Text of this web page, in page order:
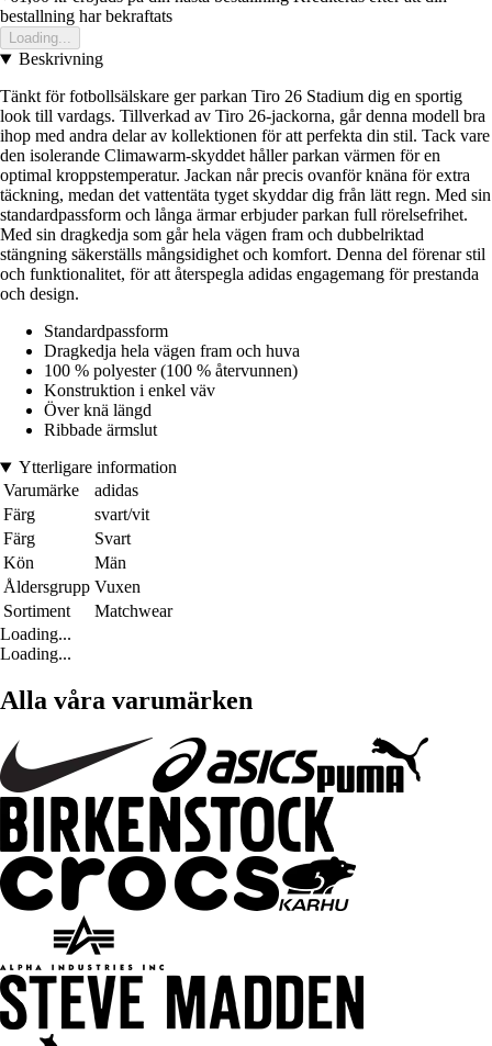
bestallning har bekraftats
Loading...
Beskrivning
Tänkt för fotbollsälskare ger parkan Tiro 26 Stadium dig en sportig
look till vardags. Tillverkad av Tiro 26-jackorna, går denna modell bra
ihop med andra delar av kollektionen för att perfekta din stil. Tack vare
den isolerande Climawarm-skyddet håller parkan värmen för en
optimal kroppstemperatur. Jackan når precis ovanför knäna för extra
täckning, medan det vattentäta tyget skyddar dig från lätt regn. Med sin
standardpassform och långa ärmar erbjuder parkan full rörelsefrihet.
Med sin dragkedja som går hela vägen fram och dubbelriktad
stängning säkerställs mångsidighet och komfort. Denna del förenar stil
och funktionalitet, för att återspegla adidas engagemang för prestanda
och design.
Standardpassform
Dragkedja hela vägen fram och huva
100 % polyester (100 % återvunnen)
Konstruktion i enkel väv
Över knä längd
Ribbade ärmslut
Ytterligare information
Varumärke
adidas
Färg
svart/vit
Färg
Svart
Kön
Män
Åldersgrupp Vuxen
Sortiment
Matchwear
Loading...
Loading...
Alla våra varumärken